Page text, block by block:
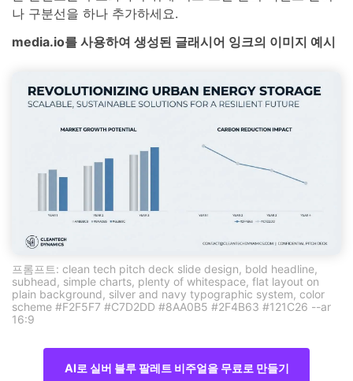
나 구분선을 하나 추가하세요.
media.io를 사용하여 생성된 글래시어 잉크의 이미지 예시
프롬프트: clean tech pitch deck slide design, bold headline,
subhead, simple charts, plenty of whitespace, flat layout on
plain background, silver and navy typographic system, color
scheme #F2F5F7 #C7D2DD #8AA0B5 #2F4B63 #121C26 --ar
16:9
AI로 실버 블루 팔레트 비주얼을 무료로 만들기